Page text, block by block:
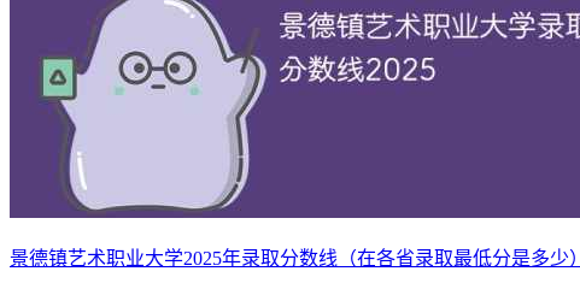
景德镇艺术职业大学2025年录取分数线（在各省录取最低分是多少）